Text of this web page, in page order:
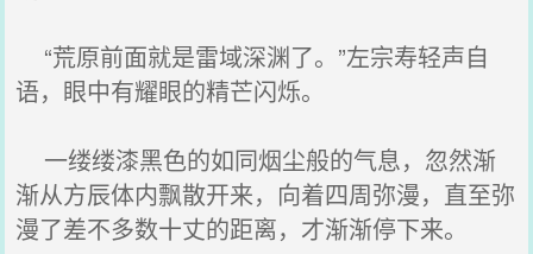
“荒原前面就是雷域深渊了。”左宗寿轻声自
语，眼中有耀眼的精芒闪烁。
一缕缕漆黑色的如同烟尘般的气息，忽然渐
渐从方辰体内飘散开来，向着四周弥漫，直至弥
漫了差不多数十丈的距离，才渐渐停下来。